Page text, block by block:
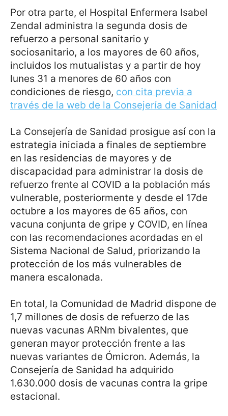
Por otra parte, el Hospital Enfermera Isabel
Zendal administra la segunda dosis de
refuerzo a personal sanitario y
sociosanitario, a los mayores de 60 años,
incluidos los mutualistas y a partir de hoy
lunes 31 a menores de 60 años con
condiciones de riesgo, con cita previa a
través de la web de la Consejería de Sanidad
La Consejería de Sanidad prosigue así con la
estrategia iniciada a finales de septiembre
en las residencias de mayores y de
discapacidad para administrar la dosis de
refuerzo frente al COVID a la población más
vulnerable, posteriormente y desde el 17de
octubre a los mayores de 65 años, con
vacuna conjunta de gripe y COVID, en línea
con las recomendaciones acordadas en el
Sistema Nacional de Salud, priorizando la
protección de los más vulnerables de
manera escalonada.
En total, la Comunidad de Madrid dispone de
1,7 millones de dosis de refuerzo de las
nuevas vacunas ARNm bivalentes, que
generan mayor protección frente a las
nuevas variantes de Ómicron. Además, la
Consejería de Sanidad ha adquirido
1.630.000 dosis de vacunas contra la gripe
estacional.